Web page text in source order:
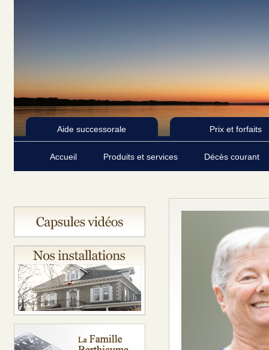
Aide successorale Prix et forfaits
Accueil Produits et services Décès courant